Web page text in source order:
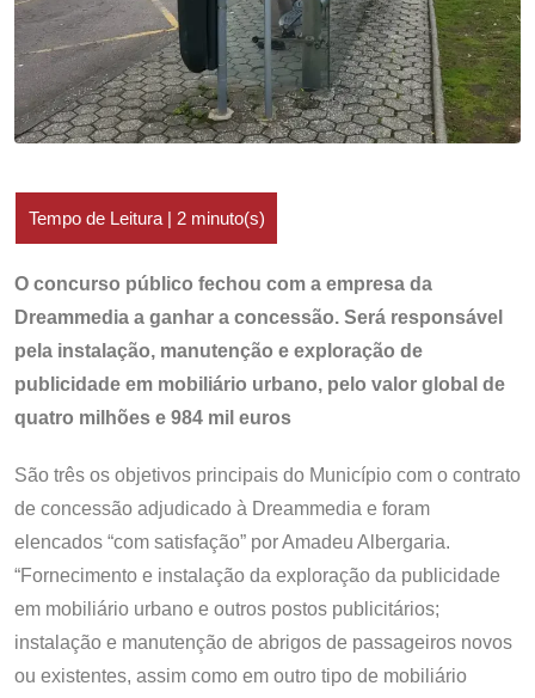
O concurso público fechou com a empresa da
Dreammedia a ganhar a concessão. Será responsável
pela instalação, manutenção e exploração de
publicidade em mobiliário urbano, pelo valor global de
quatro milhões e 984 mil euros
São três os objetivos principais do Município com o contrato
de concessão adjudicado à Dreammedia e foram
elencados “com satisfação” por Amadeu Albergaria.
“Fornecimento e instalação da exploração da publicidade
em mobiliário urbano e outros postos publicitários;
instalação e manutenção de abrigos de passageiros novos
ou existentes, assim como em outro tipo de mobiliário